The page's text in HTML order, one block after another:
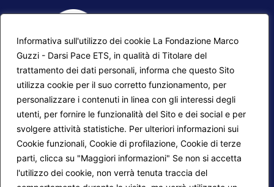
Informativa sull'utilizzo dei cookie La Fondazione Marco
Guzzi - Darsi Pace ETS, in qualità di Titolare del
trattamento dei dati personali, informa che questo Sito
utilizza cookie per il suo corretto funzionamento, per
personalizzare i contenuti in linea con gli interessi degli
utenti, per fornire le funzionalità del Sito e dei social e per
svolgere attività statistiche. Per ulteriori informazioni sui
Cookie funzionali, Cookie di profilazione, Cookie di terze
parti, clicca su "Maggiori informazioni" Se non si accetta
l'utilizzo dei cookie, non verrà tenuta traccia del
Mappa del sito
Progetti Darsi Pace
Login redattori
Calendario corsi
Privacy Policy
Cookie Policy